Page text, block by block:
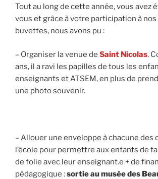
Tout au long de cette année, vous avez
vous et grâce à votre participation à
buvettes, nous avons pu :
– Organiser la venue de Saint Nicolas.
ans, il a ravi les papilles de tous les
enseignants et ATSEM, en plus de
une photo souvenir.
– Allouer une enveloppe à chacune des
l’école pour permettre aux enfants de
de folie avec leur enseignant.e + de
pédagogique :sortie au musée des